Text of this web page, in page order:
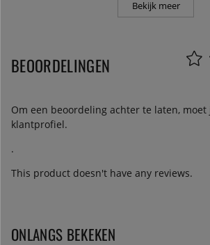
Bekijk meer
BEOORDELINGEN
Om een beoordeling achter te laten, moet
klantprofiel.
.
This product doesn't have any reviews.
ONLANGS BEKEKEN